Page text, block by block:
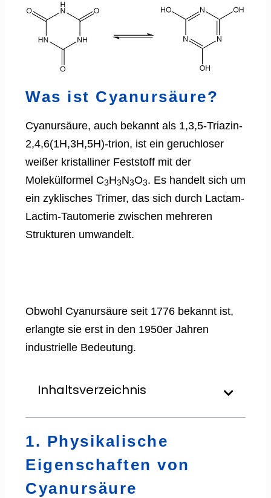
Was ist Cyanursäure?
Cyanursäure, auch bekannt als 1,3,5-Triazin-
2,4,6(1H,3H,5H)-trion, ist ein geruchloser
weißer kristalliner Feststoff mit der
Molekülformel C3H3N3O3. Es handelt sich um
ein zyklisches Trimer, das sich durch Lactam-
Lactim-Tautomerie zwischen mehreren
Strukturen umwandelt.
Obwohl Cyanursäure seit 1776 bekannt ist,
erlangte sie erst in den 1950er Jahren
industrielle Bedeutung.
Inhaltsverzeichnis
1. Physikalische
Eigenschaften von
Cyanursäure